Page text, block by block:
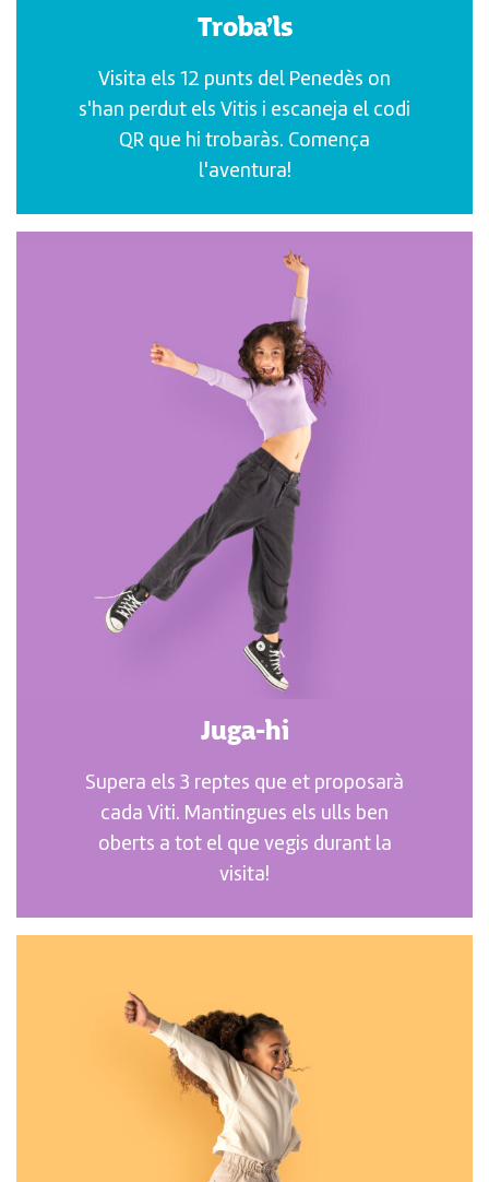
Troba’ls
Visita els 12 punts del Penedès on
s'han perdut els Vitis i escaneja el codi
QR que hi trobaràs. Comença
l'aventura!
Juga-hi
Supera els 3 reptes que et proposarà
cada Viti. Mantingues els ulls ben
oberts a tot el que vegis durant la
visita!